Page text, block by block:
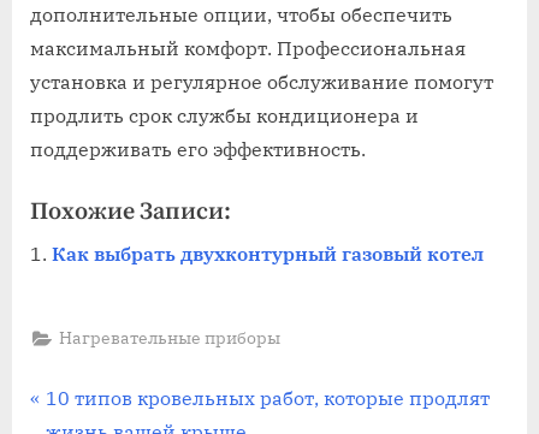
дополнительные опции, чтобы обеспечить
максимальный комфорт. Профессиональная
установка и регулярное обслуживание помогут
продлить срок службы кондиционера и
поддерживать его эффективность.
Похожие Записи:
Как выбрать двухконтурный газовый котел
Нагревательные приборы
Навигация
П
10 типов кровельных работ, которые продлят